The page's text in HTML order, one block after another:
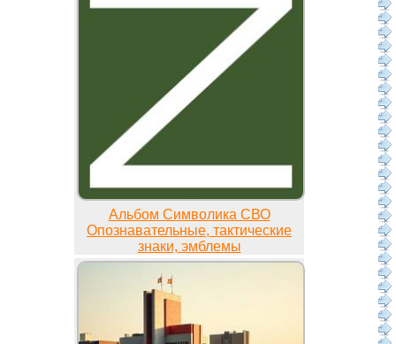
Альбом Символика СВО
Опознавательные, тактические
знаки, эмблемы